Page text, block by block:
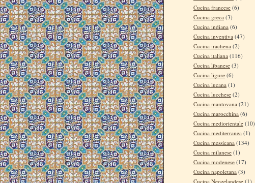
Cucina francese (6)
Cucina greca (3)
Cucina indiana (6)
Cucina inventiva (47)
Cucina irachena (2)
Cucina italiana (116)
Cucina libanese (3)
Cucina ligure (6)
Cucina lucana (1)
Cucina lucchese (2)
Cucina mantovana (21)
Cucina marocchina (6)
Cucina mediorientale (10)
Cucina mediterranea (1)
Cucina messicana (134)
Cucina milanese (1)
Cucina modenese (17)
Cucina napoletana (3)
Cucina Neozelandese (1)